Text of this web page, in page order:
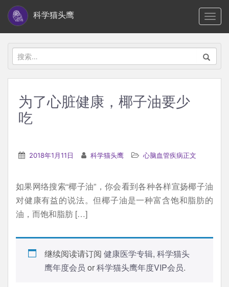
i
科学猫头鹰
搜
索：
为了心脏健康，椰子油要少
吃
2018年1月11日 科学猫头鹰 心脑血管疾病正文
如果网络搜索“椰子油”，你会看到各种各样宣扬椰子油
对健康有益的说法。但椰子油是一种富含饱和脂肪的
油，而饱和脂肪 […]
继续阅读请订阅 健康医学专辑, 科学猫头
鹰年度会员 or科学猫头鹰年度VIP会员.